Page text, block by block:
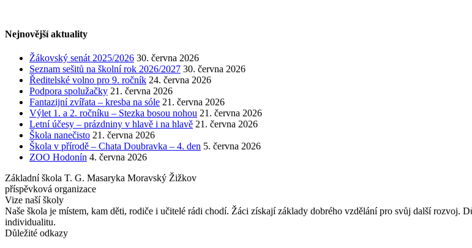
Nejnovější aktuality
Žákovský senát 2025/2026 30. června 2026
Seznam sešitů na školní rok 2026/2027 30. června 2026
Ředitelské volno pro 9. ročník 24. června 2026
Podpora spolužačky 21. června 2026
Fantazijní zvířata – kresba na sóle 21. června 2026
Výlet 1. a 2. ročníku – Stezka bosou nohou 21. června 2026
Letní účesy – prázdniny v hlavě i na hlavě 21. června 2026
Škola nanečisto 21. června 2026
Škola v přírodě – Chata Doubravka – 4. den 5. června 2026
ZOO Hodonín 4. června 2026
Základní škola T. G. Masaryka Moravský Žižkov
příspěvková organizace
Vize naší školy
Naše škola je místem, kam děti, rodiče i učitelé rádi chodí. Žáci získají základy dobrého vzdělání pro svůj další rozvoj.
individualitu.
Důležité odkazy